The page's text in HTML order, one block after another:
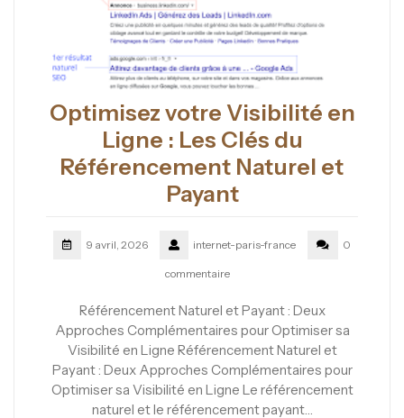
Optimisez votre Visibilité en
Ligne : Les Clés du
Référencement Naturel et
Payant
9 avril, 2026 internet-paris-france 0
commentaire
Référencement Naturel et Payant : Deux
Approches Complémentaires pour Optimiser sa
Visibilité en Ligne Référencement Naturel et
Payant : Deux Approches Complémentaires pour
Optimiser sa Visibilité en Ligne Le référencement
naturel et le référencement payant…